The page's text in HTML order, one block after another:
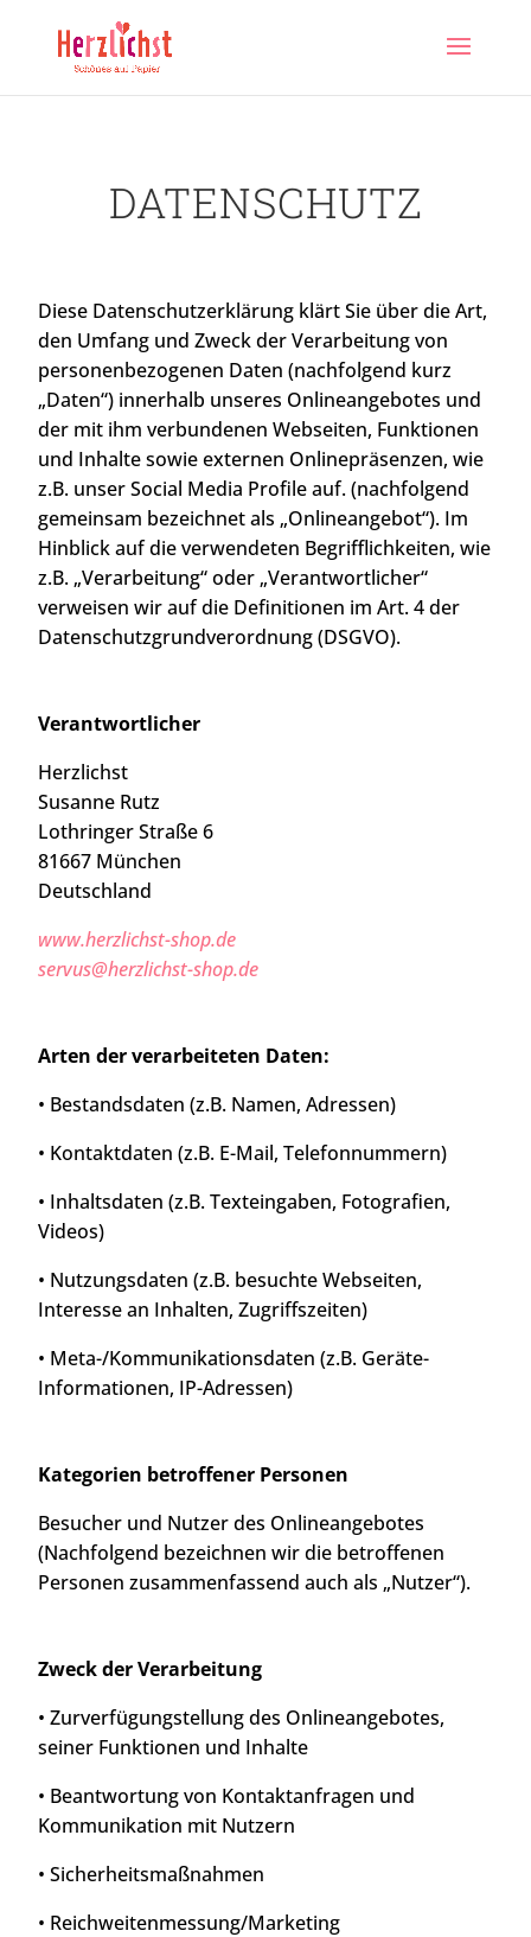
DATENSCHUTZ
Diese Datenschutzerklärung klärt Sie über die Art,
den Umfang und Zweck der Verarbeitung von
personenbezogenen Daten (nachfolgend kurz
„Daten“) innerhalb unseres Onlineangebotes und
der mit ihm verbundenen Webseiten, Funktionen
und Inhalte sowie externen Onlinepräsenzen, wie
z.B. unser Social Media Profile auf. (nachfolgend
gemeinsam bezeichnet als „Onlineangebot“). Im
Hinblick auf die verwendeten Begrifflichkeiten, wie
z.B. „Verarbeitung“ oder „Verantwortlicher“
verweisen wir auf die Definitionen im Art. 4 der
Datenschutzgrundverordnung (DSGVO).
Verantwortlicher
Herzlichst
Susanne Rutz
Lothringer Straße 6
81667 München
Deutschland
www.herzlichst-shop.de
servus@herzlichst-shop.de
Arten der verarbeiteten Daten:
• Bestandsdaten (z.B. Namen, Adressen)
• Kontaktdaten (z.B. E-Mail, Telefonnummern)
• Inhaltsdaten (z.B. Texteingaben, Fotografien,
Videos)
• Nutzungsdaten (z.B. besuchte Webseiten,
Interesse an Inhalten, Zugriffszeiten)
• Meta-/Kommunikationsdaten (z.B. Geräte-
Informationen, IP-Adressen)
Kategorien betroffener Personen
Besucher und Nutzer des Onlineangebotes
(Nachfolgend bezeichnen wir die betroffenen
Personen zusammenfassend auch als „Nutzer“).
Zweck der Verarbeitung
• Zurverfügungstellung des Onlineangebotes,
seiner Funktionen und Inhalte
• Beantwortung von Kontaktanfragen und
Kommunikation mit Nutzern
• Sicherheitsmaßnahmen
• Reichweitenmessung/Marketing